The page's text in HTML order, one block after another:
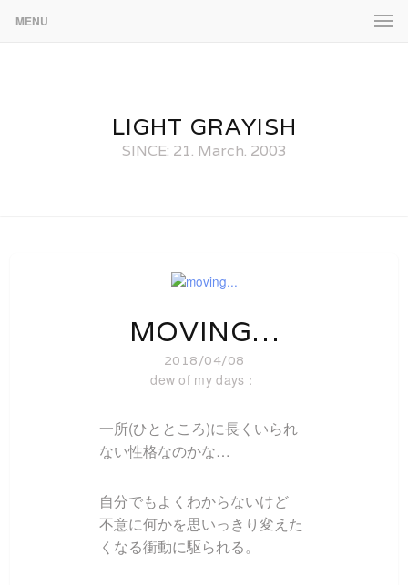
MENU
LIGHT GRAYISH
SINCE: 21. March. 2003
MOVING…
2018/04/08
dew of my days：
一所(ひとところ)に長くいられ
ない性格なのかな…
自分でもよくわからないけど
不意に何かを思いっきり変えた
くなる衝動に駆られる。